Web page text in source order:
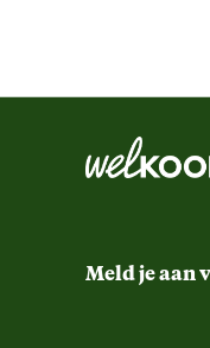
Materiaal &
Meld je aan